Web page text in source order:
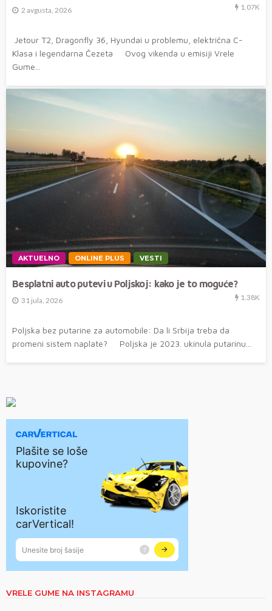
2 avgusta, 2026 1.07K
Jetour T2, Dragonfly 36, Hyundai u problemu, električna C-
Klasa i legendarna Čezeta Ovog vikenda u emisiji Vrele
Gume...
AKTUELNO ONLINE PLUS VESTI
Besplatni auto putevi u Poljskoj: kako je to moguće?
31 jula, 2026 1.38K
Poljska bez putarine za automobile: Da li Srbija treba da
promeni sistem naplate? Poljska je 2023. ukinula putarinu...
VRELE GUME NA INSTAGRAMU